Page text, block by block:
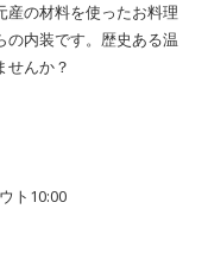
産の材料を使ったお料理
の内装です。歴史ある温
せんか？
ト10:00